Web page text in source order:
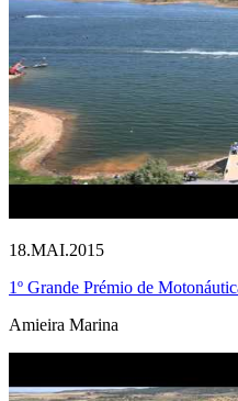
18.MAI.2015
1º Grande Prémio de
Amieira Marina